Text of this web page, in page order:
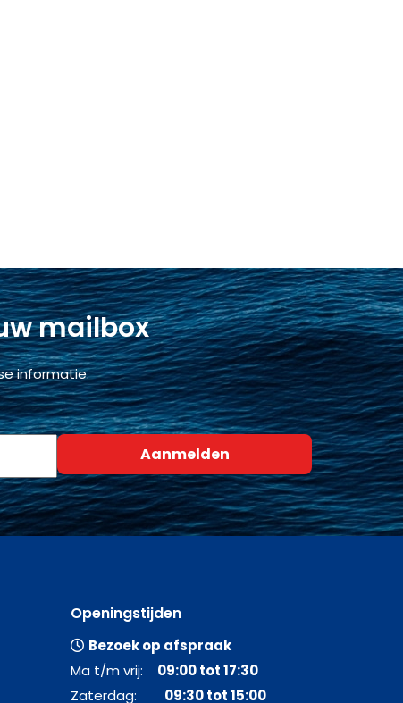
mailbox
informatie.
Openingstijden
Bezoek op afspraak
Ma t/m vrij: 09:00 tot 17:30
Zaterdag: 09:30 tot 15:00